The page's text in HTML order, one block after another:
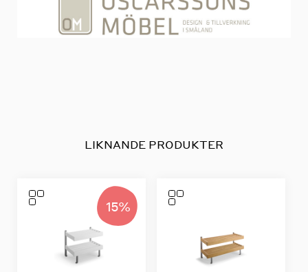
LIKNANDE PRODUKTER
15%